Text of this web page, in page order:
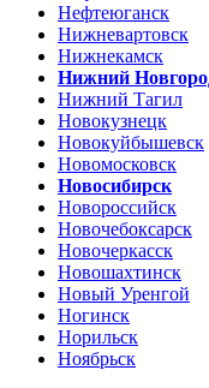
Нефтеюганск
Нижневартовск
Нижнекамск
Нижний
Нижний Тагил
Новокузнецк
Новокуйбышевск
Новомосковск
Новосибирск
Новороссийск
Новочебоксарск
Новочеркасск
Новошахтинск
Новый Уренгой
Ногинск
Норильск
Ноябрьск